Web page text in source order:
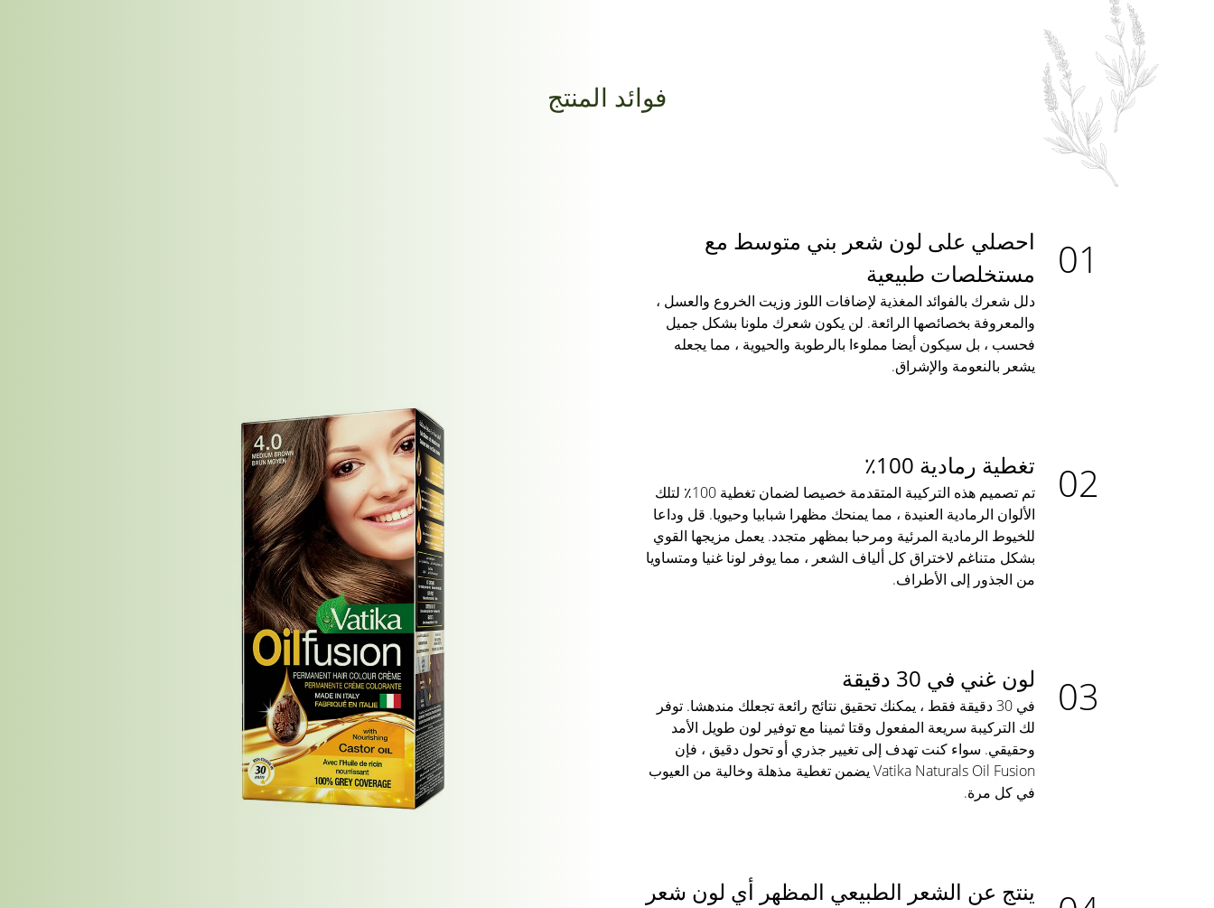
فوائد المنتج
احصلي على لون شعر بني متوسط مع
مستخلصات طبيعية
دلل شعرك بالفوائد المغذية لإضافات اللوز وزيت الخروع والعسل ،
والمعروفة بخصائصها الرائعة. لن يكون شعرك ملونا بشكل جميل
فحسب ، بل سيكون أيضا مملوءا بالرطوبة والحيوية ، مما يجعله
يشعر بالنعومة والإشراق.
تغطية رمادية 100٪
تم تصميم هذه التركيبة المتقدمة خصيصا لضمان تغطية 100٪ لتلك
الألوان الرمادية العنيدة ، مما يمنحك مظهرا شبابيا وحيويا. قل وداعا
للخيوط الرمادية المرئية ومرحبا بمظهر متجدد. يعمل مزيجها القوي
بشكل متناغم لاختراق كل ألياف الشعر ، مما يوفر لونا غنيا ومتساويا
من الجذور إلى الأطراف.
لون غني في 30 دقيقة
في 30 دقيقة فقط ، يمكنك تحقيق نتائج رائعة تجعلك مندهشا. توفر
لك التركيبة سريعة المفعول وقتا ثمينا مع توفير لون طويل الأمد
وحقيقي. سواء كنت تهدف إلى تغيير جذري أو تحول دقيق ، فإن
Vatika Naturals Oil Fusion يضمن تغطية مذهلة وخالية من العيوب
في كل مرة.
ينتج عن الشعر الطبيعي المظهر أي لون شعر